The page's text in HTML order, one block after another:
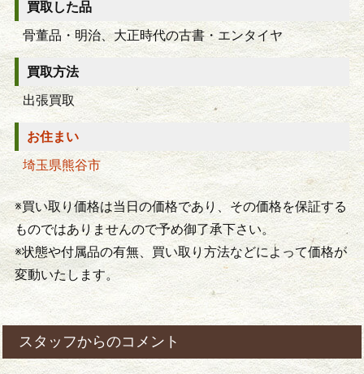
買取した品
骨董品・明治、大正時代の古書・エンタイヤ
買取方法
出張買取
お住まい
埼玉県熊谷市
※買い取り価格は当日の価格であり、その価格を保証する
ものではありませんので予め御了承下さい。
※状態や付属品の有無、買い取り方法などによって価格が
変動いたします。
スタッフからのコメント